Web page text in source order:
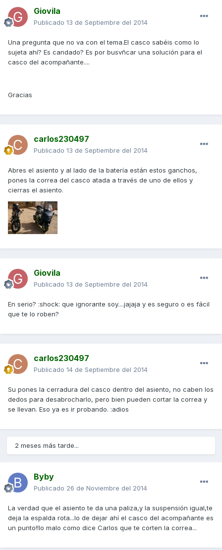
Giovila
Publicado 13 de Septiembre del 2014
Una pregunta que no va con el tema.El casco sabéis como lo
sujeta ahí? Es candado? Es por busvñcar una solución para el
casco del acompañante....
Gracias
carlos230497
Publicado 13 de Septiembre del 2014
Abres el asiento y al lado de la batería están estos ganchos,
pones la correa del casco atada a través de uno de ellos y
cierras el asiento.
Giovila
Publicado 13 de Septiembre del 2014
En serio? :shock: que ignorante soy....jajaja y es seguro o es fácil
que te lo roben?
carlos230497
Publicado 14 de Septiembre del 2014
Su pones la cerradura del casco dentro del asiento, no caben los
dedos para desabrocharlo, pero bien pueden cortar la correa y
se llevan. Eso ya es ir probando. :adios
2 meses más tarde...
Byby
Publicado 26 de Noviembre del 2014
La verdad que el asiento te da una paliza,y la suspensión igual,te
deja la espalda rota...lo de dejar ahí el casco del acompañante es
un punto!!lo malo como dice Carlos que te corten la correa...